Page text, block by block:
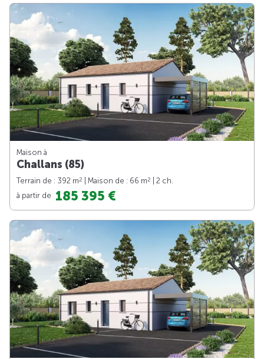
Maison à
Challans (85)
Terrain de : 392 m2 | Maison de : 66 m2
| 2 ch.
à partir de 185 395 €